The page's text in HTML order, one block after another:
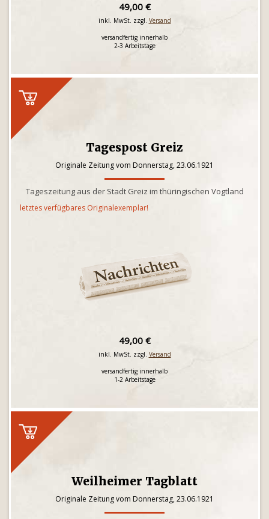
49,00 €
inkl. MwSt. zzgl. Versand
versandfertig innerhalb
2-3 Arbeitstage
Tagespost Greiz
Originale Zeitung vom Donnerstag, 23.06.1921
Tageszeitung aus der Stadt Greiz im thüringischen Vogtland
letztes verfügbares Originalexemplar!
49,00 €
inkl. MwSt. zzgl. Versand
versandfertig innerhalb
1-2 Arbeitstage
Weilheimer Tagblatt
Originale Zeitung vom Donnerstag, 23.06.1921